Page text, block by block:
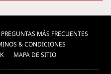
(2) ,cultura de
de viajes
Hanói 2019 (1) ,
,Quy Nhon (1) ,
PREGUNTAS MÁS FRECUENTES
& CONDICIONES
MAPA DE SITIO